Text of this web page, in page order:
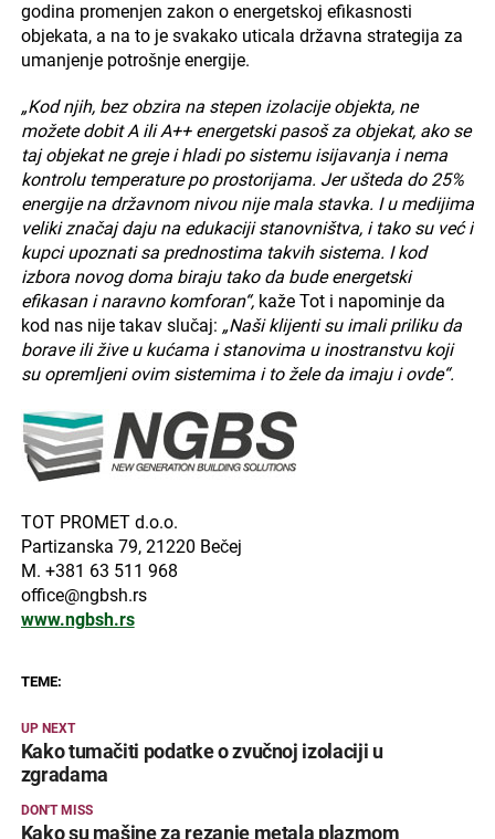
godina promenjen zakon o energetskoj efikasnosti
objekata, a na to je svakako uticala državna strategija za
umanjenje potrošnje energije.
„Kod njih, bez obzira na stepen izolacije objekta, ne
možete dobit A ili A++ energetski pasoš za objekat, ako se
taj objekat ne greje i hladi po sistemu isijavanja i nema
kontrolu temperature po prostorijama. Jer ušteda do 25%
energije na državnom nivou nije mala stavka. I u medijima
veliki značaj daju na edukaciji stanovništva, i tako su već i
kupci upoznati sa prednostima takvih sistema. I kod
izbora novog doma biraju tako da bude energetski
efikasan i naravno komforan“,kaže Tot i napominje da
kod nas nije takav slučaj: „Naši klijenti su imali priliku da
borave ili žive u kućama i stanovima u inostranstvu koji
su opremljeni ovim sistemima i to žele da imaju i ovde“.
TOT PROMET d.o.o.
Partizanska 79, 21220 Bečej
M. +381 63 511 968
office@ngbsh.rs
www.ngbsh.rs
TEME:
UP NEXT
Kako tumačiti podatke o zvučnoj izolaciji u
zgradama
DON'T MISS
Kako su mašine za rezanje metala plazmom